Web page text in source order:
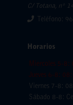
C/ Totana, nº
Teléfono:
Horarios
Miercoles 5-
Jueves 6-8:
Viernes 7-8:
Sábado 8-8: